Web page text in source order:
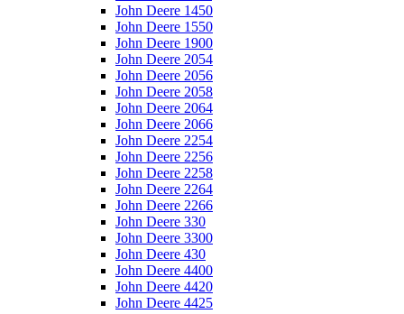
John Deere 1450
John Deere 1550
John Deere 1900
John Deere 2054
John Deere 2056
John Deere 2058
John Deere 2064
John Deere 2066
John Deere 2254
John Deere 2256
John Deere 2258
John Deere 2264
John Deere 2266
John Deere 330
John Deere 3300
John Deere 430
John Deere 4400
John Deere 4420
John Deere 4425